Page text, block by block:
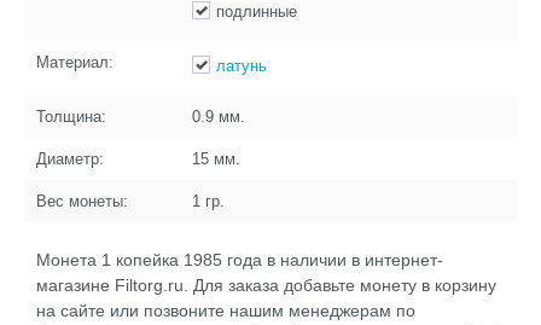
подлинные
Материал: латунь
Толщина: 0.9 мм.
Диаметр: 15 мм.
Вес монеты: 1 гр.
Монета 1 копейка 1985 года в наличии в интернет-
магазине Filtorg.ru. Для заказа добавьте монету в корзину
на сайте или позвоните нашим менеджерам по